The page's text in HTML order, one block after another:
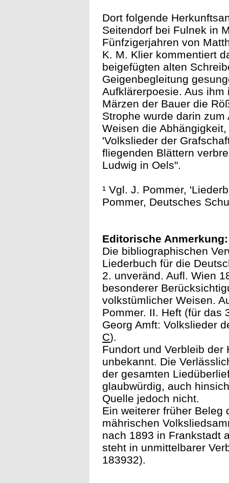
Dort folgende
Seitendorf bei Fulnek in
Fünfzigerjahren von
K. M. Klier kommentiert
beigefügten alten
Geigenbegleitung
Aufklärerpoesie. Aus
Märzen der Bauer die
Strophe wurde darin
Weisen die
'Volkslieder der
fliegenden Blättern
Ludwig in Oels".
¹ Vgl. J. Pommer,
Pommer, Deutsches
Editorische Anmerkung:
Die bibliographischen
Liederbuch für die
2. unveränd. Aufl. Wien
besonderer
volkstümlicher Weisen.
Pommer. II. Heft (für das
Georg Amft: Volkslieder
C).
Fundort und Verbleib
unbekannt. Die
der gesamten
glaubwürdig, auch
Quelle jedoch nicht.
Ein weiterer früher Beleg
mährischen
nach 1893 in Frankstadt
steht in unmittelbarer
183932).